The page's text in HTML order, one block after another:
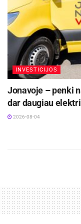
Pigesnius
bilietų
skirtingų reisų
tinkamiausią
kainodarą,
lengvatos ir
didinti keleivių
INVESTICIJOS
Jonavoje – penki
dar daugiau
2026-08-04